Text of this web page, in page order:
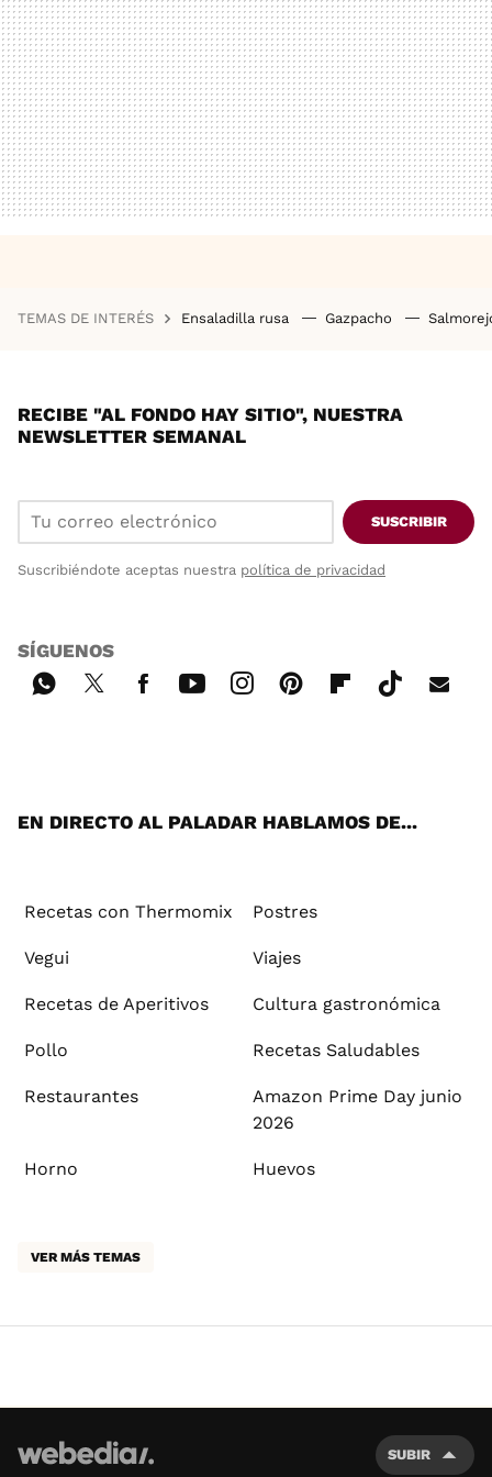
TEMAS DE INTERÉS Ensaladilla rusa Gazpacho
RECIBE "AL FONDO HAY SITIO", NUESTRA
NEWSLETTER SEMANAL
SUSCRIBIR
Suscribiéndote aceptas nuestra política de privacidad
SÍGUENOS
EN DIRECTO AL PALADAR HABLAMOS DE...
Recetas con Thermomix Postres
Vegui Viajes
Recetas de Aperitivos Cultura gastronómica
Pollo Recetas Saludables
Restaurantes
Amazon Prime Day junio
2026
Horno Huevos
VER MÁS TEMAS
SUBIR